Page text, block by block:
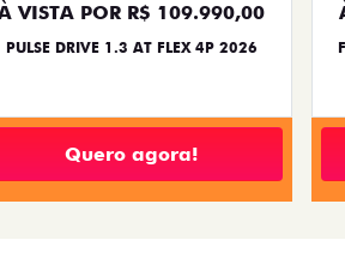
SUPER DESCONTO
99.990,00